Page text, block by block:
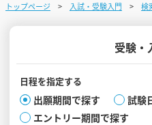
学校を探す
オープンキャン
入試・受験入門
トップページ 入試・受験入門 検
受験・
日程を指定する
出願期間で探す
試験
エントリー期間で探す